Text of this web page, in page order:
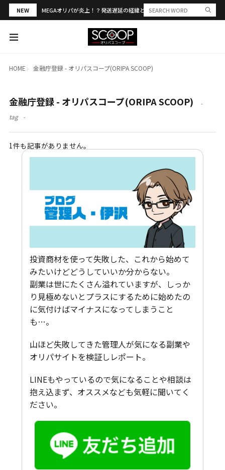
NEW MEGAオリパが炎上！？発送遅延の経緯と評判・当選報告を解説
HOME 金融庁登録 - オリパスコープ(ORIPA SCOOP)
金融庁登録 - オリパスコープ(ORIPA SCOOP)
tag
1件も記事がありません。
投資商材を使って失敗した、これから始めて
みたいけどどうしていいか分からない。
副業は世にたくさん溢れていますが、しっか
り見極めないとプラスにするために始めたの
に気付けばマイナスになってしまうこと
も…。
山ほど失敗してきた管理人が気になる副業や
オリパサイトを検証しレポート。
LINEもやっているので気になることや相談は
抱え込まず、オススメなども気軽に聞いてく
ださい。